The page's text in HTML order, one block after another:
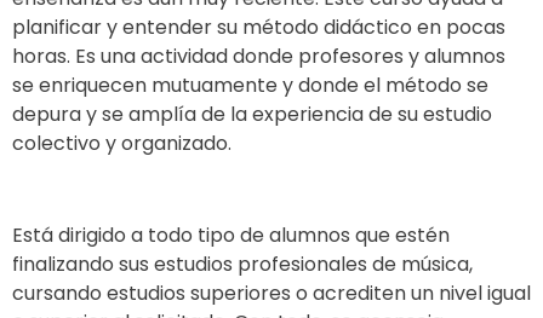
planificar y entender su método didáctico en pocas
horas. Es una actividad donde profesores y alumnos
se enriquecen mutuamente y donde el método se
depura y se amplía de la experiencia de su estudio
colectivo y organizado.
Está dirigido a todo tipo de alumnos que estén
finalizando sus estudios profesionales de música,
cursando estudios superiores o acrediten un nivel igual